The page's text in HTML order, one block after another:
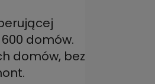
domów.
domów, bez